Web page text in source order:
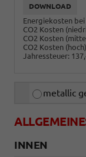
DOWNLOAD
Energiekosten
CO2 Kosten
CO2 Kosten
CO2 Kosten (hoch)
Jahressteuer:
metallic
INNEN